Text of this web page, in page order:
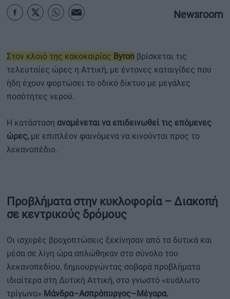
Newsroom
Στον κλοιό της κακοκαιρίας Byron βρίσκεται τις
τελευταίες ώρες η Αττική, με έντονες καταιγίδες που
ήδη έχουν φορτώσει το οδικό δίκτυο με μεγάλες
ποσότητες νερού.
Η κατάσταση αναμένεται να επιδεινωθεί τις επόμενες
ώρες, με επιπλέον φαινόμενα να κινούνται προς το
λεκανοπέδιο.
Προβλήματα στην κυκλοφορία – Διακοπή
σε κεντρικούς δρόμους
Οι ισχυρές βροχοπτώσεις ξεκίνησαν από τα δυτικά και
μέσα σε λίγη ώρα απλώθηκαν στο σύνολο του
λεκανοπεδίου, δημιουργώντας σοβαρά προβλήματα
ιδιαίτερα στη Δυτική Αττική, στο γνωστό «ευάλωτο
τρίγωνο» Μάνδρα–Ασπρόπυργος–Μέγαρα.